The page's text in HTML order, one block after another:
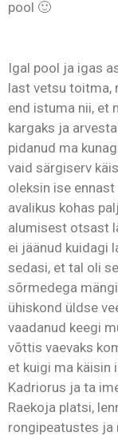
pool 🙂
Igal pool ja igas
last vetsu toitma,
end istuma nii, et
kargaks ja
pidanud ma
vaid särgiserv
oleksin ise
avalikus kohas
alumisest otsast
ei jäänud kuidagi
sedasi, et tal oli
sõrmedega
ühiskond üldse
vaadanud keegi
võttis vaevaks
et kuigi ma käisin
Kadriorus ja ta
Raekoja platsi,
rongipeatustes ja